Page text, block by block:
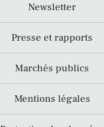
Newsletter
Presse et rapports
Marchés publics
Mentions légales